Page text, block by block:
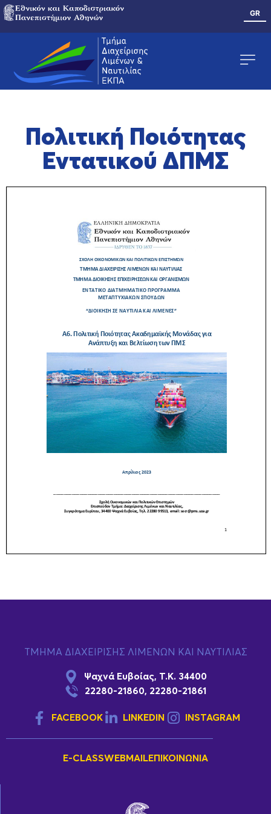
GR
Πολιτική Ποιότητας
Εντατικού ΔΠΜΣ
ΤΜΗΜΑ ΔΙΑΧΕΙΡΙΣΗΣ ΛΙΜΕΝΩΝ ΚΑΙ ΝΑΥΤΙΛΙΑΣ
Ψαχνά Ευβοίας, Τ.Κ. 34400
22280-21860, 22280-21861
FACEBOOK LINKEDIN INSTAGRAM
E-CLASSWEBMAILΕΠΙΚΟΙΝΩΝΊΑ